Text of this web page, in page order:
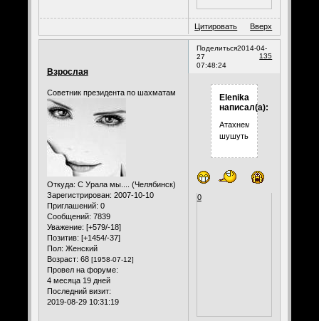
Цитировать Вверх
Поделиться
135
2014-04-
27
07:48:24
Взрослая
Советник президента по шахматам
Откуда: С Урала мы.... (Челябинск)
Зарегистрирован: 2007-10-10
Приглашений: 0
Сообщений: 7839
Уважение: [+579/-18]
Позитив: [+1454/-37]
Пол: Женский
Возраст: 68 [1958-07-12]
Провел на форуме:
4 месяца 19 дней
Последний визит:
2019-08-29 10:31:19
Elenika
написал(а):
Атахнем
шушуть
0